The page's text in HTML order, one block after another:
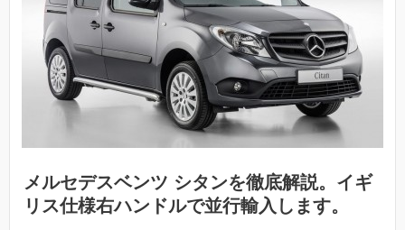
メルセデスベンツ シタンを徹底解説。イギ
リス仕様右ハンドルで並行輸入します。